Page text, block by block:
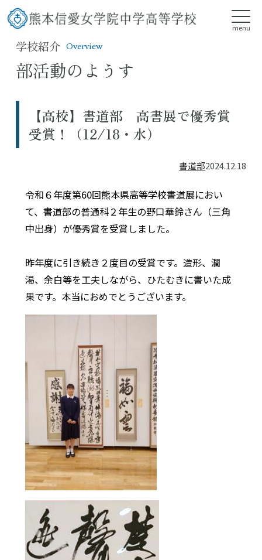
学校紹介 Overview
部活動のようす
【高校】書道部 高書展で優秀賞
受賞！（12/18・水）
書道部2024.12.18
令和６年度第60回熊本県高等学校書道展におい
て、書道部の普通科２年生の野口華鈴さん（三角
中出身）が優秀賞を受賞しました。
昨年度に引き続き２度目の受賞です。造形、潤
渇、余白等を工夫しながら、ひたむきに書いた成
果です。本当におめでとうございます。
menu